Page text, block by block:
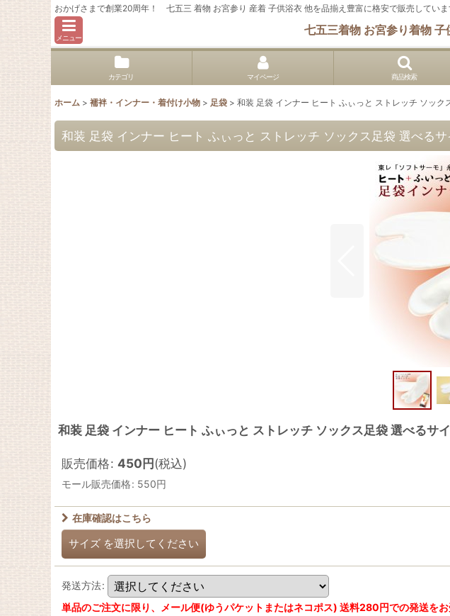
おかげさまで創業20周年！ 七五三 着物 お宮参り 産着 子供浴衣 他を品揃え豊富に格安で販売していま
メニュー
七五三着物 お宮参り着物
カテゴリ マイページ 商品検索
ホーム > 襦袢・インナー・着付け小物 > 足袋 > 和装 足袋 インナー ヒート ふぃっと ストレッチ ソック
和装 足袋 インナー ヒート ふぃっと ストレッチ ソックス足袋 選べるサ
和装 足袋 インナー ヒート ふぃっと ストレッチ ソックス足袋 選べるサ
販売価格: 450円(税込)
モール販売価格: 550円
在庫確認はこちら
サイズ を選択してください
発送方法:
単品のご注文に限り、メール便(ゆうパケットまたはネコポス) 送料280円での発送をお